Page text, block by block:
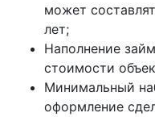
может
лет;
Наполнение
стоимости
Минимальный
оформление